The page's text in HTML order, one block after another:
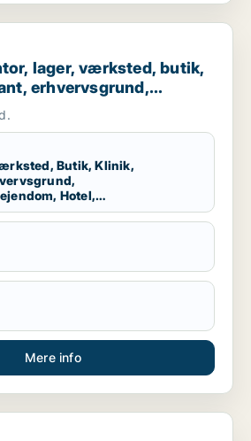
værksted, butik, klinik, restaurant,
lager, værksted, butik,
erhvervsgrund,
hotel,
eller garage til salg i
Butik, Klinik,
Hotel,
Garage
Mere info
lager, værksted, butik,